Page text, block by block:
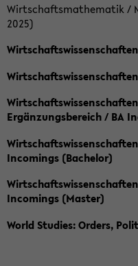
Wirtschaftsmathematik /
2025)
Ergänzungsbereich / BA
Incomings (Bachelor)
Incomings (Master)
World Studies: Orders,